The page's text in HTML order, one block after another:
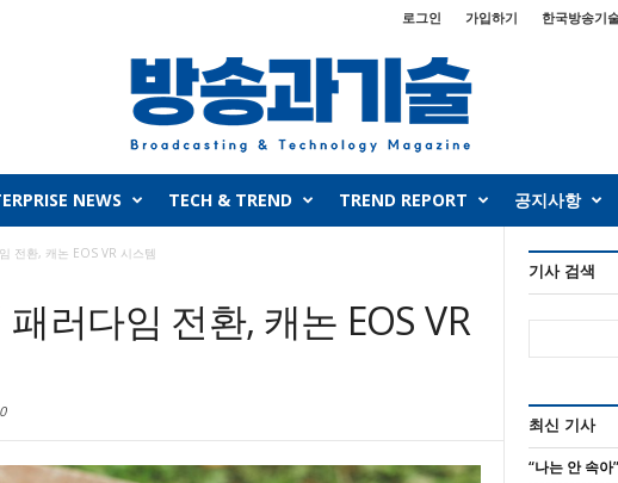
로그인 가입하기 한국방송기
NEWS TECH & TREND TREND REPORT 공지사항
전환, 캐논 EOS VR 시스템
러다임 전환, 캐논 EOS VR
0
기사 검색
최신 기사
“나는 안 속